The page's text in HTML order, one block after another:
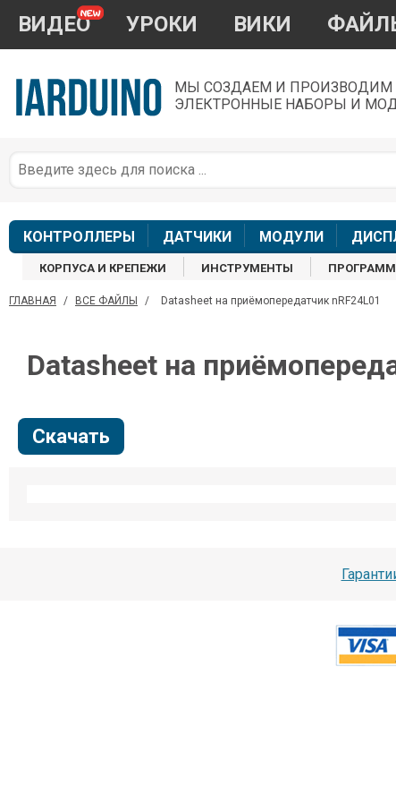
ВИДЕО УРОКИ ВИКИ
МЫ СОЗДАЕМ И ПРОИЗВОДИМ
ЭЛЕКТРОННЫЕ НАБОРЫ И
КОНТРОЛЛЕРЫ ДАТЧИКИ МОДУЛИ
КОРПУСА И КРЕПЕЖИ ИНСТРУМЕНТЫ
ГЛАВНАЯ / ВСЕ ФАЙЛЫ / Datasheet на приёмопередатчик nRF24L01
Datasheet на
Скачать